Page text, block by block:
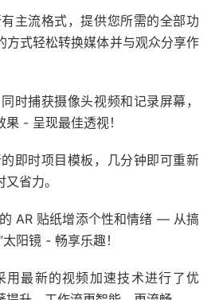
主流格式，提供您所需的全部功
方式轻松转换媒体并与观众分享作
同时捕获摄像头视频和记录屏幕，
- 呈现最佳透视！
即时项目模板，几分钟即可重新
省力。
AR 贴纸增添个性和情绪 — 从搞
阳镜 - 畅享乐趣！
用最新的视频加速技术进行了优